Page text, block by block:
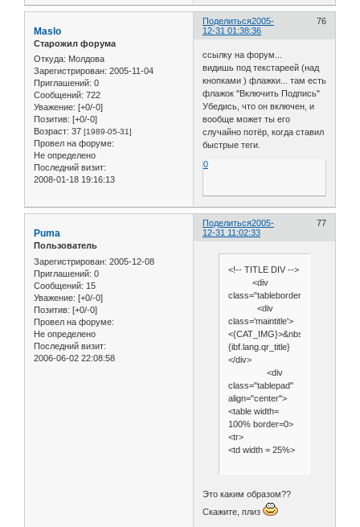
Поделиться 76
2005-
12-31 01:38:36
Maslo
Старожил форума
Откуда: Молдова
Зарегистрирован: 2005-11-04
Приглашений: 0
Сообщений: 722
Уважение: [+0/-0]
Позитив: [+0/-0]
Возраст: 37 [1989-05-31]
Провел на форуме:
Не определено
Последний визит:
2008-01-18 19:16:13
ссылку на форум...
видишь под текстареей (над
кнопками ) флажки... там есть
флажок "Включить Подпись"
Убедись, что он включен, и
вообще может ты его
случайно потёр, когда ставил
быстрые теги.
0
Поделиться 77
2005-
12-31 11:02:33
Puma
Пользователь
Зарегистрирован: 2005-12-08
Приглашений: 0
Сообщений: 15
Уважение: [+0/-0]
Позитив: [+0/-0]
Провел на форуме:
Не определено
Последний визит:
2006-06-02 22:08:58
<!-- TITLE DIV -->
<div
class="tableborder">
<div
class='maintitle'>
<{CAT_IMG}>&nbsp;
{ibf.lang.qr_title}
</div>
<div
class="tablepad"
align="center">
<table width=
100% border=0>
<tr>
<td width = 25%>
Это каким образом??
Скажите, плиз